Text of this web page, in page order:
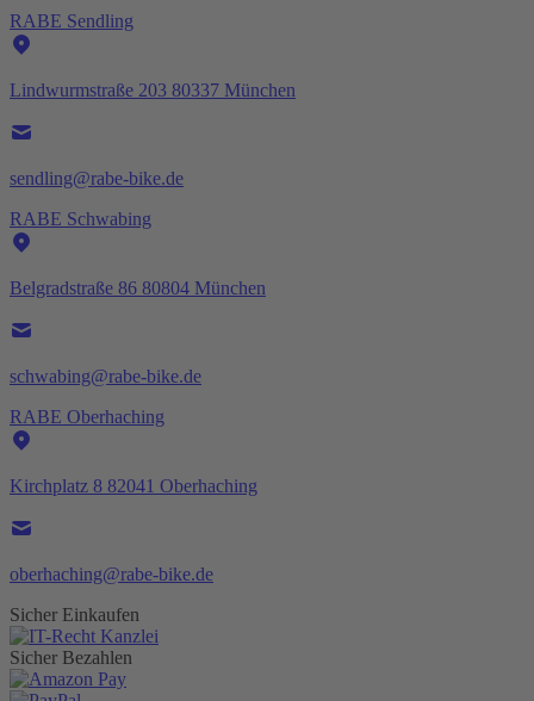
RABE Sendling
Lindwurmstraße 203 80337 München
sendling@rabe-bike.de
RABE Schwabing
Belgradstraße 86 80804 München
schwabing@rabe-bike.de
RABE Oberhaching
Kirchplatz 8 82041 Oberhaching
oberhaching@rabe-bike.de
Sicher Einkaufen
Sicher Bezahlen